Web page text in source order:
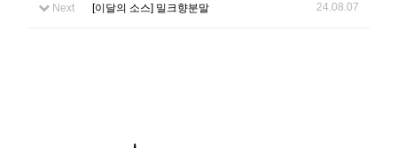
Next [이달의 소스] 밀크향분말 24.08.07